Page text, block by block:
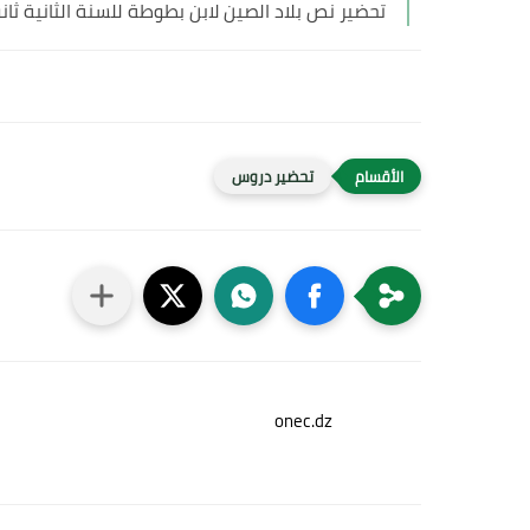
تحضير نص بلاد الصين لابن بطوطة للسنة الثانية
تحضير دروس
onec.dz